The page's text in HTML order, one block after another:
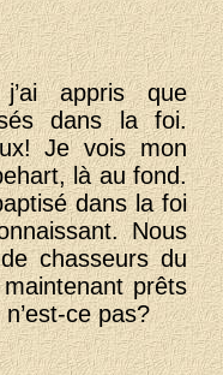
appris que
dans la foi.
Je vois mon
là au fond.
dans la foi
Nous
chasseurs du
prêts
ce pas?